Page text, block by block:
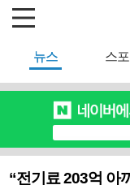
뉴스 스포
“전기료 203억 아